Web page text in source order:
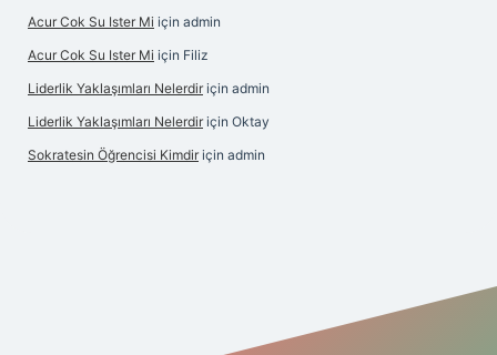
Acur Cok Su Ister Mi için admin
Acur Cok Su Ister Mi için Filiz
Liderlik Yaklaşımları Nelerdir için admin
Liderlik Yaklaşımları Nelerdir için Oktay
Sokratesin Öğrencisi Kimdir için admin